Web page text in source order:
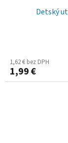
Detský
1,62 € bez DPH
1,99 €